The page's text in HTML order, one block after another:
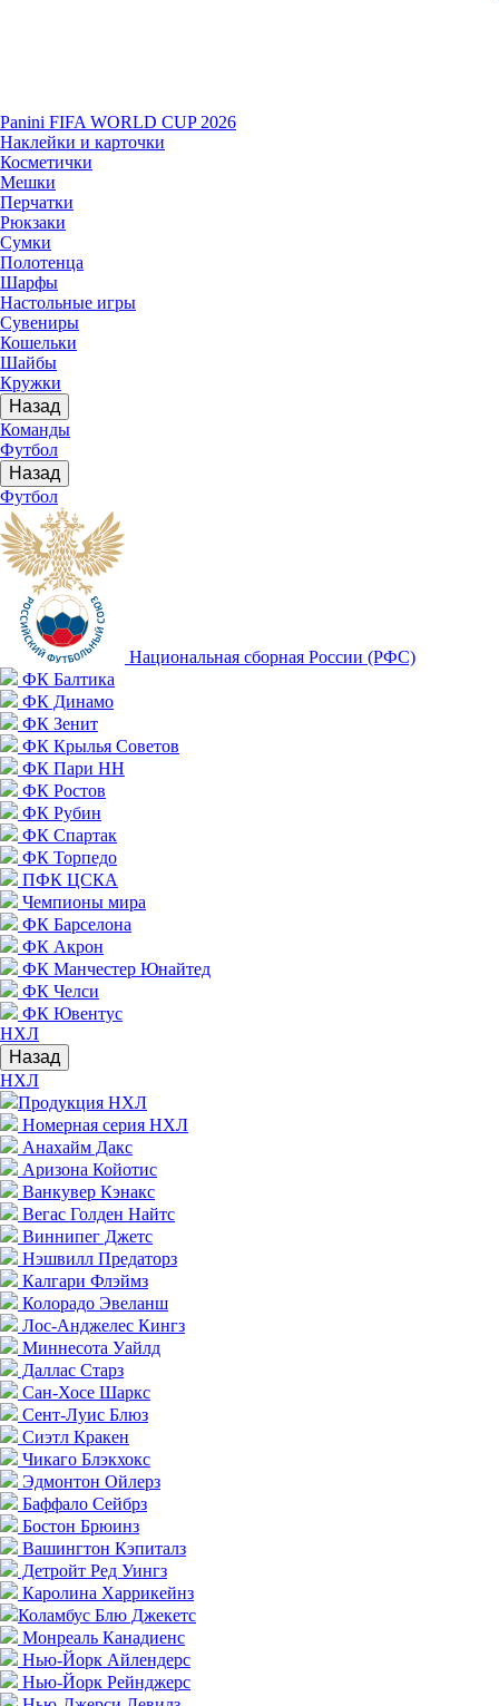
Panini FIFA WORLD CUP 2026
Наклейки и карточки
Косметички
Мешки
Перчатки
Рюкзаки
Сумки
Полотенца
Шарфы
Настольные игры
Сувениры
Кошельки
Шайбы
Кружки
Назад
Команды
Футбол
Назад
Футбол
Национальная сборная России (РФС)
ФК Балтика
ФК Динамо
ФК Зенит
ФК Крылья Советов
ФК Пари НН
ФК Ростов
ФК Рубин
ФК Спартак
ФК Торпедо
ПФК ЦСКА
Чемпионы мира
ФК Барселона
ФК Акрон
ФК Манчестер Юнайтед
ФК Челси
ФК Ювентус
НХЛ
Назад
НХЛ
Продукция НХЛ
Номерная серия НХЛ
Анахайм Дакс
Аризона Койотис
Ванкувер Кэнакс
Вегас Голден Найтс
Виннипег Джетс
Нэшвилл Предаторз
Калгари Флэймз
Колорадо Эвеланш
Лос-Анджелес Кингз
Миннесота Уайлд
Даллас Старз
Сан-Хосе Шаркс
Сент-Луис Блюз
Сиэтл Кракен
Чикаго Блэкхокс
Эдмонтон Ойлерз
Баффало Сейбрз
Бостон Брюинз
Вашингтон Кэпиталз
Детройт Ред Уингз
Каролина Харрикейнз
Коламбус Блю Джекетс
Монреаль Канадиенс
Нью-Йорк Айлендерс
Нью-Йорк Рейнджерс